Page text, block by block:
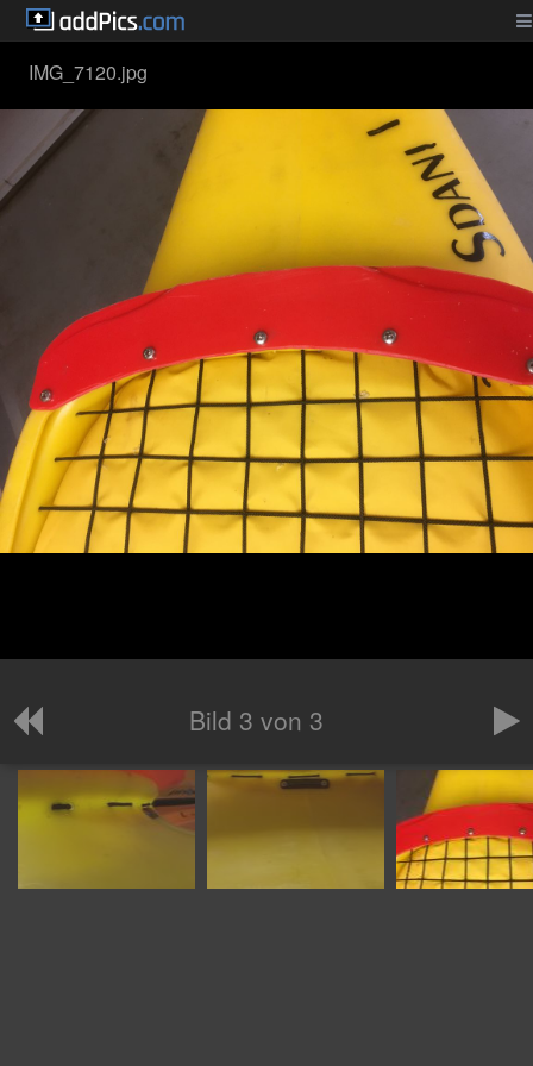
IMG_7120.jpg
Bild 3 von 3